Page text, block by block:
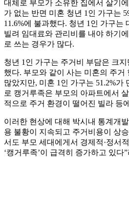
대체로 부모가 소유한 집에서 살기
가 없는 반면 미혼 청년 1인 가구는
11.6%에 불과했다. 청년 1인 가구는
빌려 임대료와 관리비를 내야 하기
로 쓰는 경우가 많다.
청년 1인 가구는 주거비 부담은 크
했다. 부모와 같이 사는 미혼의 주거
많았지만, 미혼 1인 가구는 51.2%가
로 캥거루족은 부모의 아파트에서
적으로 주거 환경이 떨어진 빌라 등
이러한 현상에 대해 박시내 통계개
용 불황이 지속되고 주거비용이 상
서도 부모 세대에게서 경제적·정서
‘캥거루족’이 급격히 증가하고 있다